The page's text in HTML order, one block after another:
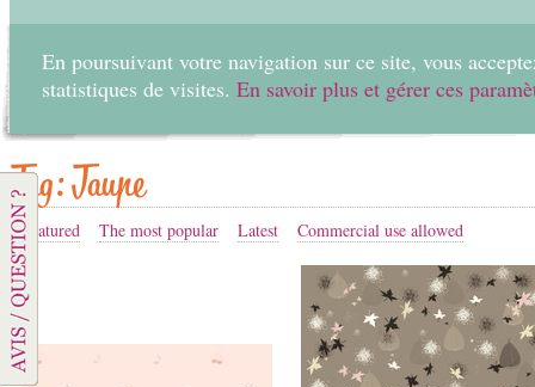
En poursuivant votre navigation sur ce site, vous
statistiques de visites. En savoir plus et gérer ces
Tag: Taupe
Featured The most popular Latest Commercial use allowed